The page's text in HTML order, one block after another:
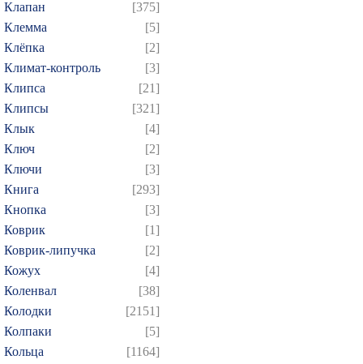
Клапан
[375]
Клемма
[5]
Клёпка
[2]
Климат-контроль
[3]
Клипса
[21]
Клипсы
[321]
Клык
[4]
Ключ
[2]
Ключи
[3]
Книга
[293]
Кнопка
[3]
Коврик
[1]
Коврик-липучка
[2]
Кожух
[4]
Коленвал
[38]
Колодки
[2151]
Колпаки
[5]
Кольца
[1164]